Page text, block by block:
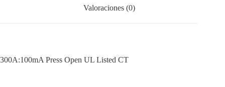
Valoraciones (0)
300A:100mA Press Open UL Listed CT